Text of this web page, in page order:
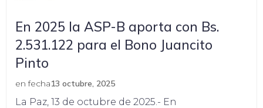
En 2025 la ASP-B aporta con Bs.
2.531.122 para el Bono Juancito
Pinto
en fecha13 octubre, 2025
La Paz, 13 de octubre de 2025.- En